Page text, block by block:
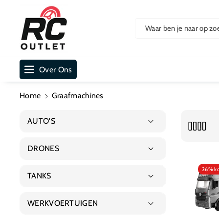
Ar De Cont
Waar ben je naar op
Over Ons
Home Graafmachines
AUTO'S
Big Scale
DRONES
TANKS
WERKVOERTUIGEN
26%